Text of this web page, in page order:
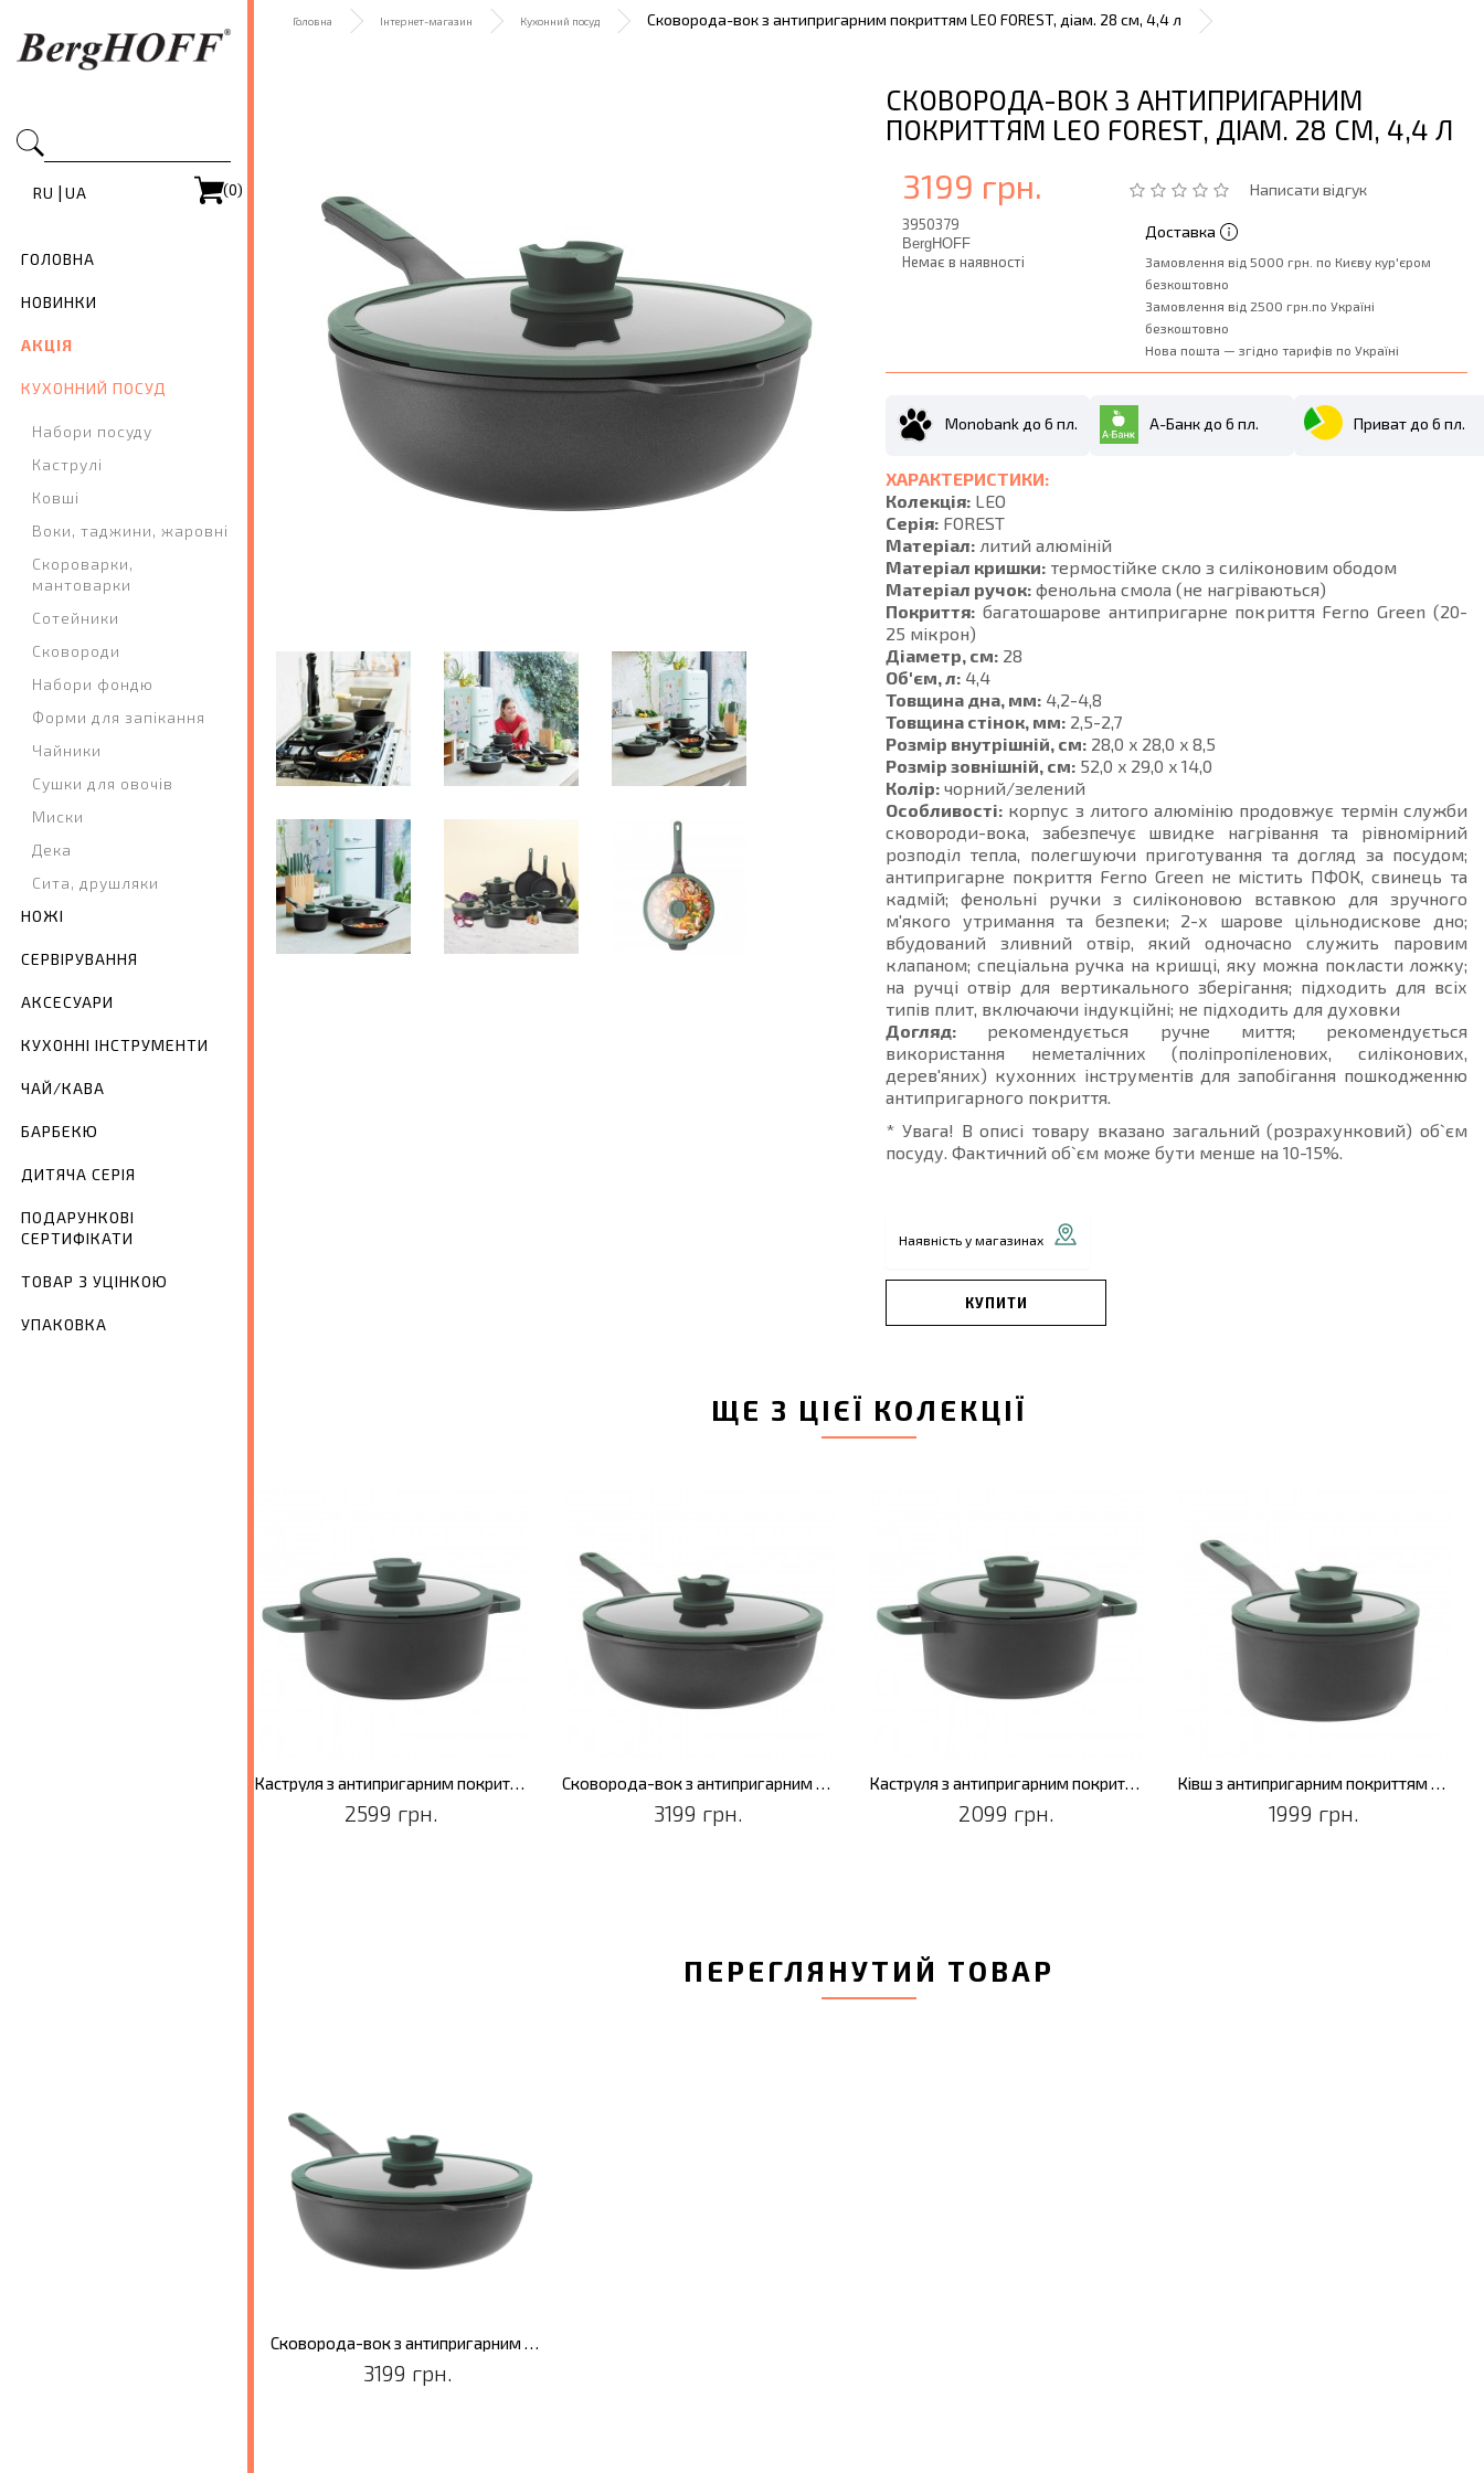
RU | UA (0)
ГОЛОВНА
НОВИНКИ
АКЦІЯ
КУХОННИЙ ПОСУД
Набори посуду
Каструлі
Ковші
Воки, таджини, жаровні
Скороварки,
мантоварки
Сотейники
Сковороди
Набори фондю
Форми для запікання
Чайники
Сушки для овочів
Миски
Дека
Сита, друшляки
НОЖІ
СЕРВІРУВАННЯ
АКСЕСУАРИ
КУХОННІ ІНСТРУМЕНТИ
ЧАЙ/КАВА
БАРБЕКЮ
ДИТЯЧА СЕРІЯ
ПОДАРУНКОВІ
СЕРТИФІКАТИ
ТОВАР З УЦІНКОЮ
УПАКОВКА
Головна Інтернет-магазин Кухонний посуд Сковорода-вок з антипригарним покриттям LEO FOREST, діам. 28 см, 4,4 л
СКОВОРОДА-ВОК З АНТИПРИГАРНИМ
ПОКРИТТЯМ LEO FOREST, ДІАМ. 28 СМ, 4,4 Л
Написати відгук
3199 грн.
3950379
BergHOFF
Немає в наявності
Доставка
Замовлення від 5000 грн. по Києву кур'єром
безкоштовно
Замовлення від 2500 грн.по Україні
безкоштовно
Нова пошта — згідно тарифів по Україні
Monobank до 6 пл. А-Банк до 6 пл. Приват до 6 пл.
ХАРАКТЕРИСТИКИ:
Колекція: LEO
Серія: FOREST
Матеріал: литий алюміній
Матеріал кришки: термостійке скло з силіконовим ободом
Матеріал ручок: фенольна смола (не нагріваються)
Покриття: багатошарове антипригарне покриття Ferno Green (20-
25 мікрон)
Діаметр, см: 28
Об'єм, л: 4,4
Товщина дна, мм: 4,2-4,8
Товщина стінок, мм: 2,5-2,7
Розмір внутрішній, см: 28,0 x 28,0 x 8,5
Розмір зовнішній, см: 52,0 x 29,0 x 14,0
Колір: чорний/зелений
Особливості: корпус з литого алюмінію продовжує термін служби
сковороди-вока, забезпечує швидке нагрівання та рівномірний
розподіл тепла, полегшуючи приготування та догляд за посудом;
антипригарне покриття Ferno Green не містить ПФОК, свинець та
кадмій; фенольні ручки з силіконовою вставкою для зручного
м'якого утримання та безпеки; 2-х шарове цільнодискове дно;
вбудований зливний отвір, який одночасно служить паровим
клапаном; спеціальна ручка на кришці, яку можна покласти ложку;
на ручці отвір для вертикального зберігання; підходить для всіх
типів плит, включаючи індукційні; не підходить для духовки
Догляд: рекомендується ручне миття; рекомендується
використання неметалічних (поліпропіленових, силіконових,
дерев'яних) кухонних інструментів для запобігання пошкодженню
антипригарного покриття.
* Увага! В описі товару вказано загальний (розрахунковий) об`єм
посуду. Фактичний об`єм може бути менше на 10-15%.
Наявність у магазинах
КУПИТИ
ЩЕ З ЦІЄЇ КОЛЕКЦІЇ
Каструля з антипригарним покриттям LEO FOREST, діам. 24 см, 4,4 л
2599 грн.
Сковорода-вок з антипригарним покриттям LEO FOREST, діам. 28 см, 4,4 л
3199 грн.
Каструля з антипригарним покриттям LEO FOREST, діам. 20 см, 2,7 л
2099 грн.
Ківш з антипригарним покриттям LEO FOREST, діам. 18 см, 2 л
1999 грн.
ПЕРЕГЛЯНУТИЙ ТОВАР
Сковорода-вок з антипригарним покриттям LEO FOREST, діам. 28 см, 4,4 л
3199 грн.